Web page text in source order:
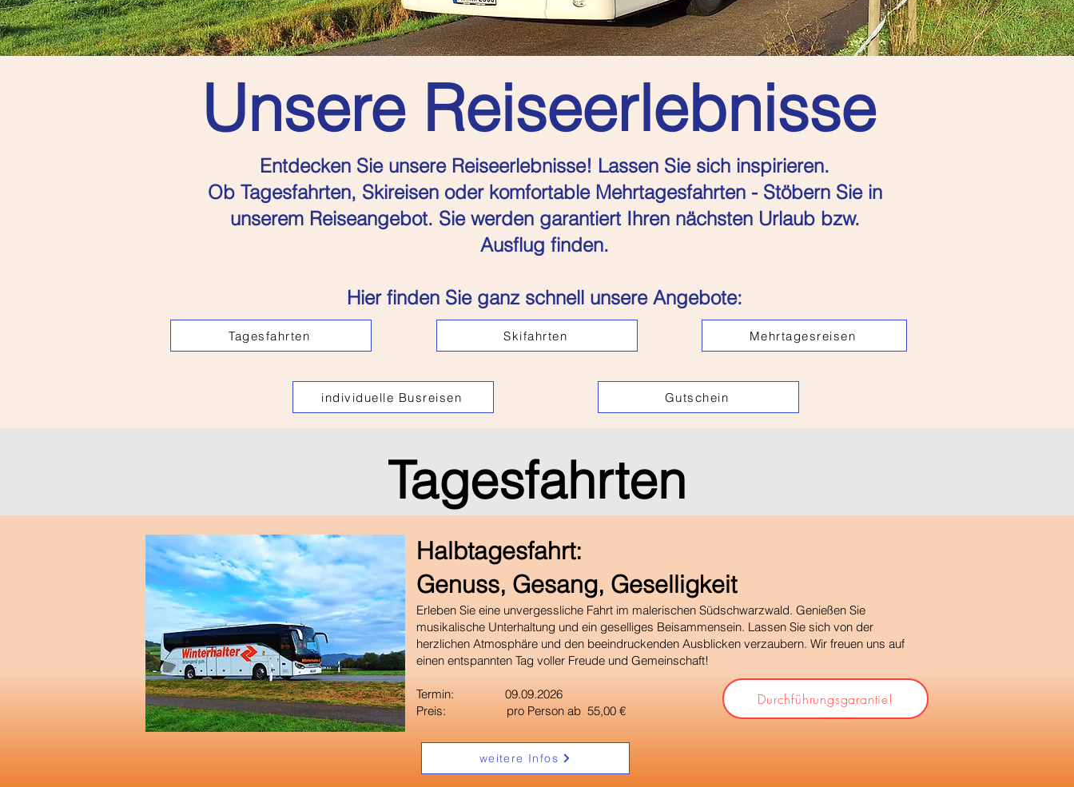
Unsere Reiseerlebnisse
Entdecken Sie unsere Reiseerlebnisse! Lassen Sie sich inspirieren.
Ob Tagesfahrten, Skireisen oder komfortable Mehrtagesfahrten - Stöbern Sie in
unserem Reiseangebot. Sie werden garantiert Ihren nächsten Urlaub bzw.
Ausflug finden.
Hier finden Sie ganz schnell unsere Angebote:
Tagesfahrten Skifahrten Mehrtagesreisen
individuelle Busreisen Gutschein
Tagesfahrten
Halbtagesfahrt:
Genuss, Gesang, Geselligkeit
Erleben Sie eine unvergessliche Fahrt im malerischen Südschwarzwald. Genießen Sie
musikalische Unterhaltung und ein geselliges Beisammensein. Lassen Sie sich von der
herzlichen Atmosphäre und den beeindruckenden Ausblicken verzaubern. Wir freuen uns auf
einen entspannten Tag voller Freude und Gemeinschaft!
Termin: 09.09.2026
Preis: pro Person ab 55,00 €
Durchführungsgarantie!
weitere Infos